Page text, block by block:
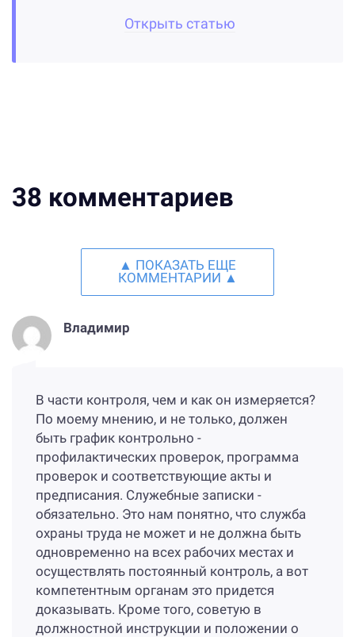
Открыть статью
38 комментариев
▲ ПОКАЗАТЬ ЕЩЕ
КОММЕНТАРИИ ▲
Владимир
В части контроля, чем и как он измеряется?
По моему мнению, и не только, должен
быть график контрольно -
профилактических проверок, программа
проверок и соответствующие акты и
предписания. Служебные записки -
обязательно. Это нам понятно, что служба
охраны труда не может и не должна быть
одновременно на всех рабочих местах и
осуществлять постоянный контроль, а вот
компетентным органам это придется
доказывать. Кроме того, советую в
должностной инструкции и положении о